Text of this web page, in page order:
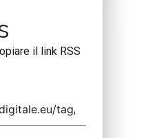
il link RSS